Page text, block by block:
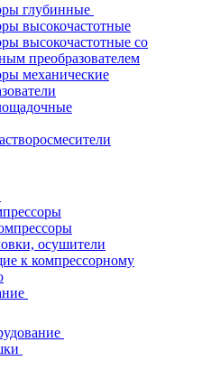
глубинные
высокочастотные
высокочастотные со
преобразователем
механические
осушители
к компрессорному